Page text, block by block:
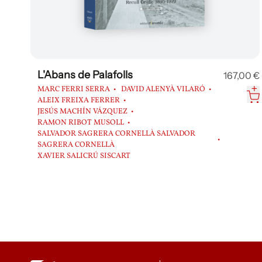
L'Abans de Palafolls
MARC FERRI SERRA
DAVID ALENYÀ VILARÓ
ALEIX FREIXA FERRER
JESÚS MACHÍN VÁZQUEZ
RAMON RIBOT MUSOLL
SALVADOR SAGRERA CORNELLÀ SALVADOR
SAGRERA CORNELLÀ
XAVIER SALICRÚ SISCART
167,00 €